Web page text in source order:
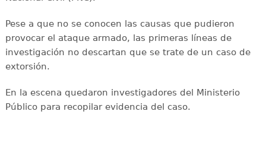
Pese a que no se conocen las causas que pudieron
provocar el ataque armado, las primeras líneas de
investigación no descartan que se trate de un caso de
extorsión.
En la escena quedaron investigadores del Ministerio
Público para recopilar evidencia del caso.